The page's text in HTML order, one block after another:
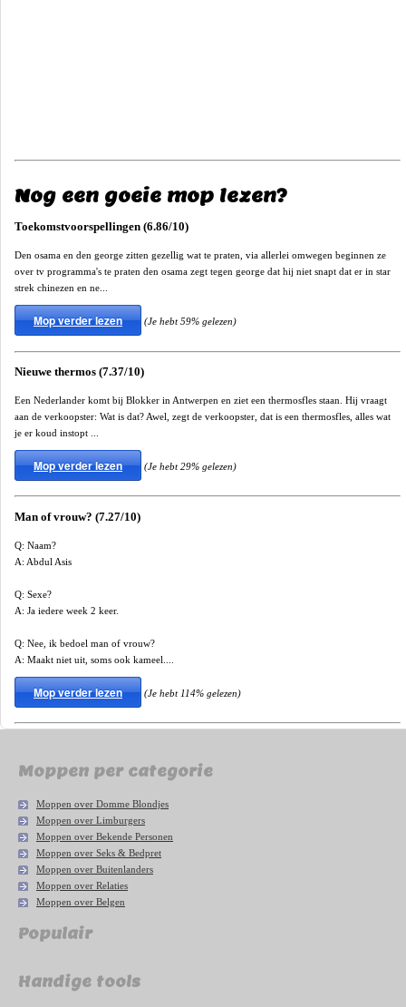
Nog een goeie mop lezen?
Toekomstvoorspellingen (6.86/10)
Den osama en den george zitten gezellig wat te praten, via allerlei omwegen beginnen ze
over tv programma's te praten den osama zegt tegen george dat hij niet snapt dat er in star
strek chinezen en ne...
Mop verder lezen (Je hebt 59% gelezen)
Nieuwe thermos (7.37/10)
Een Nederlander komt bij Blokker in Antwerpen en ziet een thermosfles staan. Hij vraagt
aan de verkoopster: Wat is dat? Awel, zegt de verkoopster, dat is een thermosfles, alles wat
je er koud instopt ...
Mop verder lezen (Je hebt 29% gelezen)
Man of vrouw? (7.27/10)
Q: Naam?
A: Abdul Asis
Q: Sexe?
A: Ja iedere week 2 keer.
Q: Nee, ik bedoel man of vrouw?
A: Maakt niet uit, soms ook kameel....
Mop verder lezen (Je hebt 114% gelezen)
Moppen per categorie
Moppen over Domme Blondjes
Moppen over Limburgers
Moppen over Bekende Personen
Moppen over Seks & Bedpret
Moppen over Buitenlanders
Moppen over Relaties
Moppen over Belgen
Populair
Handige tools